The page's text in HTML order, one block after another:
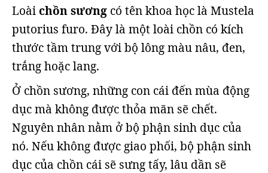
Loài chồn sương có tên khoa học là Mustela
putorius furo. Đây là một loài chồn có kích
thước tầm trung với bộ lông màu nâu, đen,
trắng hoặc lang.
Ở chồn sương, những con cái đến mùa động
dục mà không được thỏa mãn sẽ chết.
Nguyên nhân nằm ở bộ phận sinh dục của
nó. Nếu không được giao phối, bộ phận sinh
dục của chồn cái sẽ sưng tấy, lâu dần sẽ